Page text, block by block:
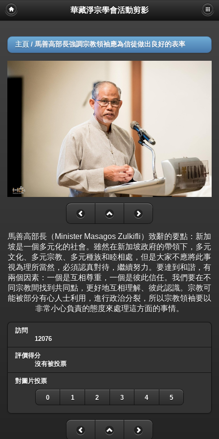
華藏淨宗學會活動剪影
主頁 / 馬善高部長強調宗教領袖應為信徒做出良好的表率
馬善高部長（Minister Masagos Zulkifli）致辭的要點：新加
坡是一個多元化的社會。雖然在新加坡政府的帶領下，多元
文化、多元宗教、多元種族和睦相處，但是大家不應將此事
視為理所當然，必須認真對待，繼續努力。要達到和諧，有
兩個因素：一個是互相尊重，一個是彼此信任。我們要在不
同宗教間找到共同點，更好地互相理解、彼此認識。宗教可
能被部分有心人士利用，進行政治分裂，所以宗教領袖要以
非常小心負責的態度來處理這方面的事情。
訪問
12076
評價得分
沒有被投票
對圖片投票
0 1 2 3 4 5